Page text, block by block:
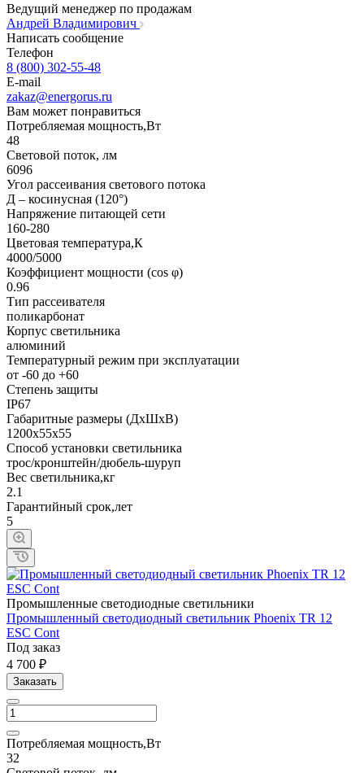
Ведущий менеджер по продажам
Андрей Владимирович
Написать сообщение
Телефон
8 (800) 302-55-48
E-mail
zakaz@energorus.ru
Вам может понравиться
Потребляемая мощность,Вт
48
Световой поток, лм
6096
Угол рассеивания светового потока
Д – косинусная (120°)
Напряжение питающей сети
160-280
Цветовая температура,К
4000/5000
Коэффициент мощности (cos φ)
0.96
Тип рассеивателя
поликарбонат
Корпус светильника
алюминий
Температурный режим при эксплуатации
от -60 до +60
Степень защиты
IP67
Габаритные размеры (ДхШхВ)
1200x55x55
Способ установки светильника
трос/кронштейн/дюбель-шуруп
Вес светильника,кг
2.1
Гарантийный срок,лет
5
Промышленные светодиодные светильники
Промышленный светодиодный светильник Phoenix TR 12
ESC Cont
Под заказ
4 700 ₽
Заказать
Потребляемая мощность,Вт
32